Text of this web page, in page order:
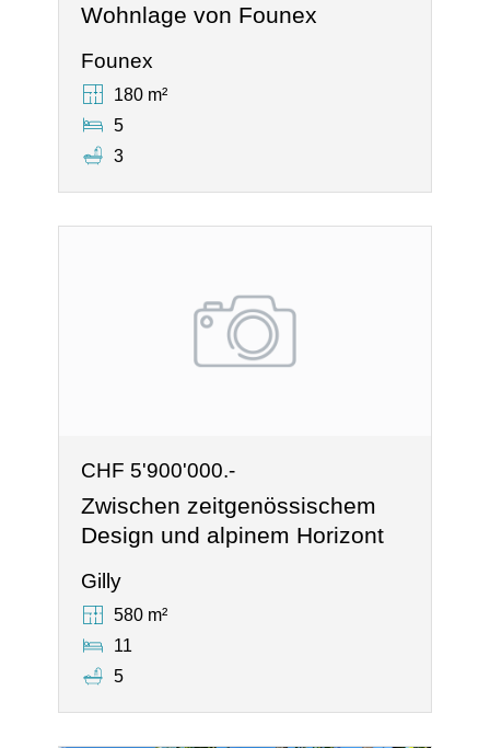
Wohnlage von Founex
Founex
180 m²
5
3
CHF 5'900'000.-
Zwischen zeitgenössischem
Design und alpinem Horizont
Gilly
580 m²
11
5